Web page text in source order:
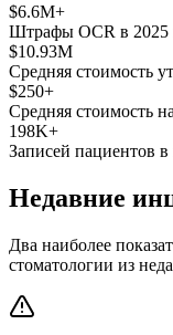
$6.6M+
Штрафы OCR в 2025
$10.93M
Средняя стоимость
$250+
Средняя стоимость
198K+
Записей пациентов
Недавние
Два наиболее
стоматологии из